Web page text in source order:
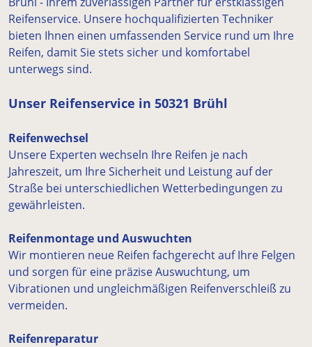
Reifenservice. Unsere hochqualifizierten Techniker
bieten Ihnen einen umfassenden Service rund um Ihre
Reifen, damit Sie stets sicher und komfortabel
unterwegs sind.
Unser Reifenservice in 50321 Brühl
Reifenwechsel
Unsere Experten wechseln Ihre Reifen je nach
Jahreszeit, um Ihre Sicherheit und Leistung auf der
Straße bei unterschiedlichen Wetterbedingungen zu
gewährleisten.
Reifenmontage und Auswuchten
Wir montieren neue Reifen fachgerecht auf Ihre Felgen
und sorgen für eine präzise Auswuchtung, um
Vibrationen und ungleichmäßigen Reifenverschleiß zu
vermeiden.
Reifenreparatur